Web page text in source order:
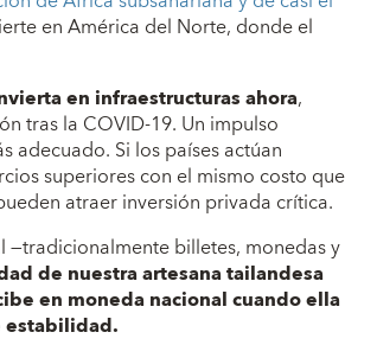
en América del Norte, donde el
en infraestructurasahora,
tras la COVID-19. Un impulso
adecuado. Si los países actúan
superiores con el mismo costo que
atraer inversión privada crítica.
billetes, monedas y
de nuestra artesana tailandesa
en moneda nacional cuando ella
estabilidad.